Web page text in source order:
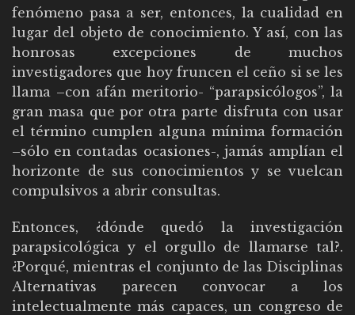
fenómeno pasa a ser, entonces, la cualidad en
lugar del objeto de conocimiento. Y así, con las
honrosas excepciones de muchos
investigadores que hoy fruncen el ceño si se les
llama –con afán meritorio- “parapsicólogos”, la
gran masa que por otra parte disfruta con usar
el término cumplen alguna mínima formación
–sólo en contadas ocasiones-, jamás amplían el
horizonte de sus conocimientos y se vuelcan
compulsivos a abrir consultas.
Entonces, ¿dónde quedó la investigación
parapsicológica y el orgullo de llamarse tal?.
¿Porqué, mientras el conjunto de las Disciplinas
Alternativas parecen convocar a los
intelectualmente más capaces, un congreso de